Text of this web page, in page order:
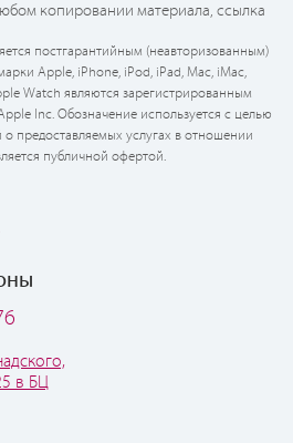
копировании материала, ссылка
постгарантийным (неавторизованным)
Apple, iPhone, iPod, iPad, Mac, iMac,
Watch являются зарегистрированным
Inc. Обозначение используется с целью
предоставляемых услугах в отношении
публичной офертой.
в БЦ